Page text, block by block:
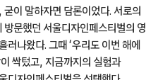
이 말하자면 담론이었다. 서로의
문했던 서울디자인페스티벌의 영
나왔다. 그때 ‘우리도 이번 해에
싹텄고, 지금까지의 실험과